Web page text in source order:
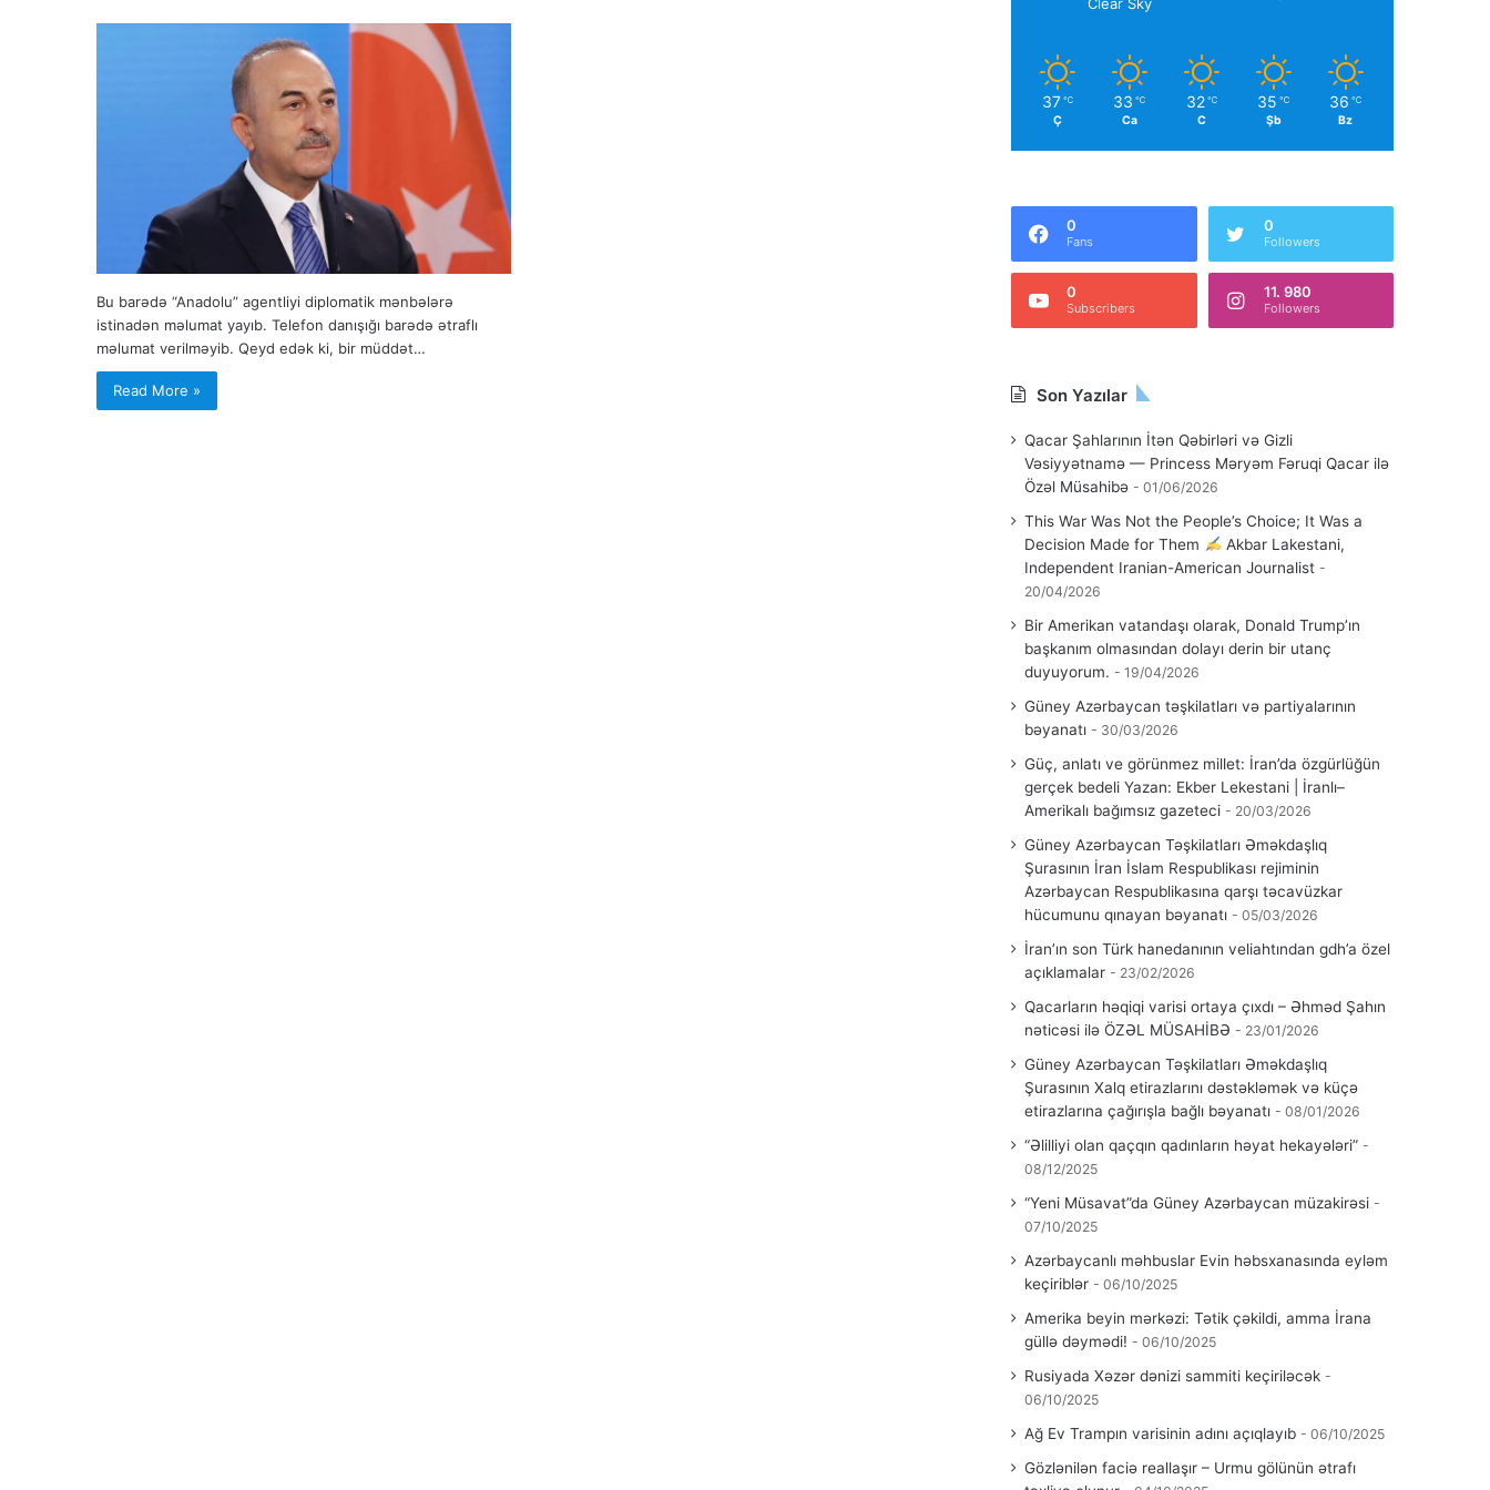
Bu barədə “Anadolu” agentliyi diplomatik mənbələrə
istinadən məlumat yayıb. Telefon danışığı barədə ətraflı
məlumat verilməyib. Qeyd edək ki, bir müddət…
Read More »
37 ℃
Ç
33 ℃
Ca
32 ℃
C
35 ℃
Şb
36 ℃
Bz
0
Fans
0
Followers
0
Subscribers
11. 980
Followers
Son Yazılar
Qacar Şahlarının İtən Qəbirləri və Gizli
Vəsiyyətnamə — Princess Məryəm Fəruqi Qacar ilə
Özəl Müsahibə
01/06/2026
This War Was Not the People’s Choice; It Was a
Decision Made for Them
Akbar Lakestani,
Independent Iranian-American Journalist
20/04/2026
Bir Amerikan vatandaşı olarak, Donald Trump’ın
başkanım olmasından dolayı derin bir utanç
duyuyorum.
19/04/2026
Güney Azərbaycan təşkilatları və partiyalarının
bəyanatı
30/03/2026
Güç, anlatı ve görünmez millet: İran’da özgürlüğün
gerçek bedeli Yazan: Ekber Lekestani | İranlı–
Amerikalı bağımsız gazeteci
20/03/2026
Güney Azərbaycan Təşkilatları Əməkdaşlıq
Şurasının İran İslam Respublikası rejiminin
Azərbaycan Respublikasına qarşı təcavüzkar
hücumunu qınayan bəyanatı
05/03/2026
İran’ın son Türk hanedanının veliahtından gdh’a özel
açıklamalar
23/02/2026
Qacarların həqiqi varisi ortaya çıxdı – Əhməd Şahın
nəticəsi ilə ÖZƏL MÜSAHİBƏ
23/01/2026
Güney Azərbaycan Təşkilatları Əməkdaşlıq
Şurasının Xalq etirazlarını dəstəkləmək və küçə
etirazlarına çağırışla bağlı bəyanatı
08/01/2026
“Əlilliyi olan qaçqın qadınların həyat hekayələri”
08/12/2025
“Yeni Müsavat”da Güney Azərbaycan müzakirəsi
07/10/2025
Azərbaycanlı məhbuslar Evin həbsxanasında eyləm
keçiriblər
06/10/2025
Amerika beyin mərkəzi: Tətik çəkildi, amma İrana
güllə dəymədi!
06/10/2025
Rusiyada Xəzər dənizi sammiti keçiriləcək
06/10/2025
Ağ Ev Trampın varisinin adını açıqlayıb 06/10/2025
Gözlənilən faciə reallaşır – Urmu gölünün ətrafı